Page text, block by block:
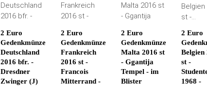
2 Euro
Gedenkmünze
Deutschland
2016 bfr. -
Dresdner
Zwinger (J)
2 Euro
Gedenkmünze
Frankreich
2016 st -
Francois
Mitterrand -
2 Euro
Gedenkmünze
Malta 2016 st
- Ggantija
Tempel - im
Blister
2 Euro
Belgien
st -
1968 -